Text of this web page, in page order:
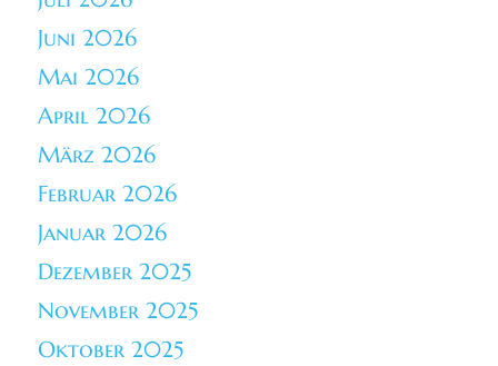
Juni 2026
Mai 2026
April 2026
März 2026
Februar 2026
Januar 2026
Dezember 2025
November 2025
Oktober 2025